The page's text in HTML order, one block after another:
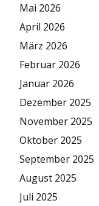
Mai 2026
April 2026
März 2026
Februar 2026
Januar 2026
Dezember 2025
November 2025
Oktober 2025
September 2025
August 2025
Juli 2025